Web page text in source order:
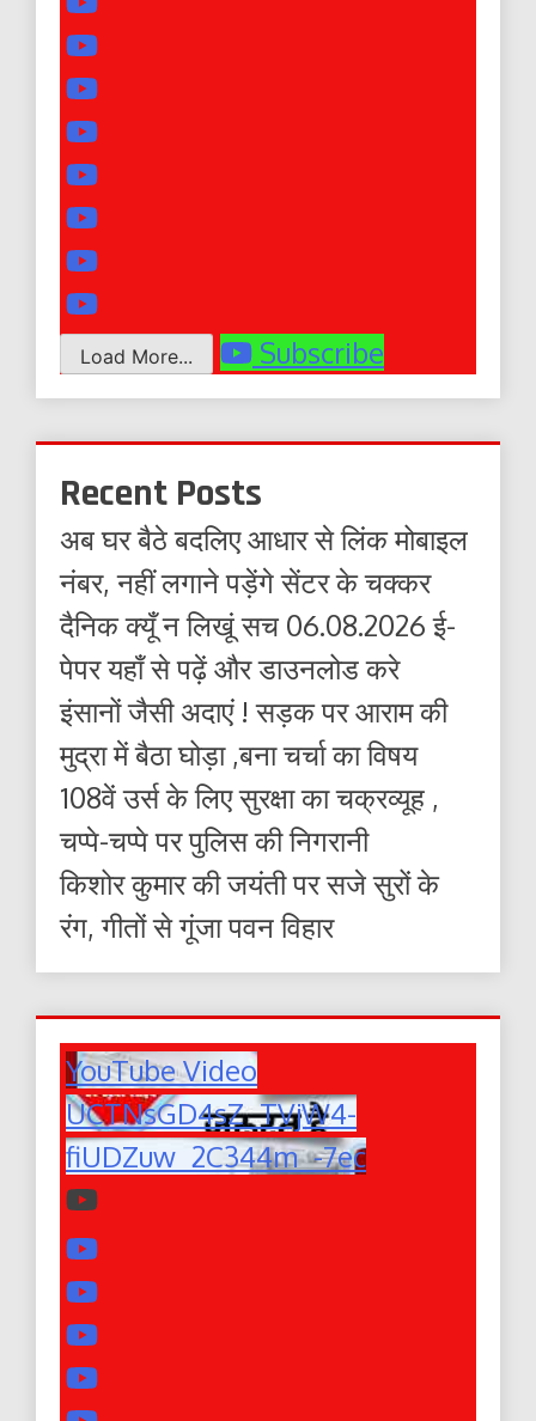
Load More... Subscribe
Recent Posts
अब घर बैठे बदलिए आधार से लिंक मोबाइल
नंबर, नहीं लगाने पड़ेंगे सेंटर के चक्कर
दैनिक क्यूँ न लिखूं सच 06.08.2026 ई-
पेपर यहाँ से पढ़ें और डाउनलोड करे
इंसानों जैसी अदाएं ! सड़क पर आराम की
मुद्रा में बैठा घोड़ा ,बना चर्चा का विषय
108वें उर्स के लिए सुरक्षा का चक्रव्यूह ,
चप्पे-चप्पे पर पुलिस की निगरानी
किशोर कुमार की जयंती पर सजे सुरों के
रंग, गीतों से गूंजा पवन विहार
YouTube Video
UCTNsGD4sZ_TVjW4-
fiUDZuw_2C344m_-7ec